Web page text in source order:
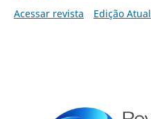
Acessar revista
Edição Atual